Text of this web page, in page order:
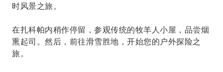
时风景之旅。
在扎科帕内稍作停留，参观传统的牧羊人小屋，品尝烟
熏起司。然后，前往滑雪胜地，开始您的户外探险之
旅。